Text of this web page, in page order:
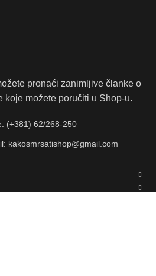
pronaći zanimljive članke o
koje možete poručiti u Shop-u.
(+381) 62/268-250
kakosmrsatishop@gmail.com